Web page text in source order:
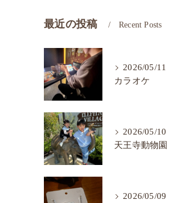
最近の投稿 Recent Posts
2026/05/11
カラオケ
2026/05/10
天王寺動物園
2026/05/09